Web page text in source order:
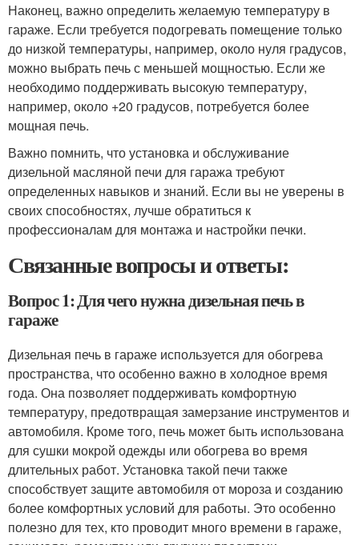
Наконец, важно определить желаемую температуру в
гараже. Если требуется подогревать помещение только
до низкой температуры, например, около нуля градусов,
можно выбрать печь с меньшей мощностью. Если же
необходимо поддерживать высокую температуру,
например, около +20 градусов, потребуется более
мощная печь.
Важно помнить, что установка и обслуживание
дизельной масляной печи для гаража требуют
определенных навыков и знаний. Если вы не уверены в
своих способностях, лучше обратиться к
профессионалам для монтажа и настройки печки.
Связанные вопросы и ответы:
Вопрос 1: Для чего нужна дизельная печь в
гараже
Дизельная печь в гараже используется для обогрева
пространства, что особенно важно в холодное время
года. Она позволяет поддерживать комфортную
температуру, предотвращая замерзание инструментов и
автомобиля. Кроме того, печь может быть использована
для сушки мокрой одежды или обогрева во время
длительных работ. Установка такой печи также
способствует защите автомобиля от мороза и созданию
более комфортных условий для работы. Это особенно
полезно для тех, кто проводит много времени в гараже,